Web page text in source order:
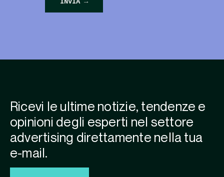
Ricevi le ultime notizie, tendenze e
opinioni degli esperti nel settore
advertising direttamente nella tua
e-mail.